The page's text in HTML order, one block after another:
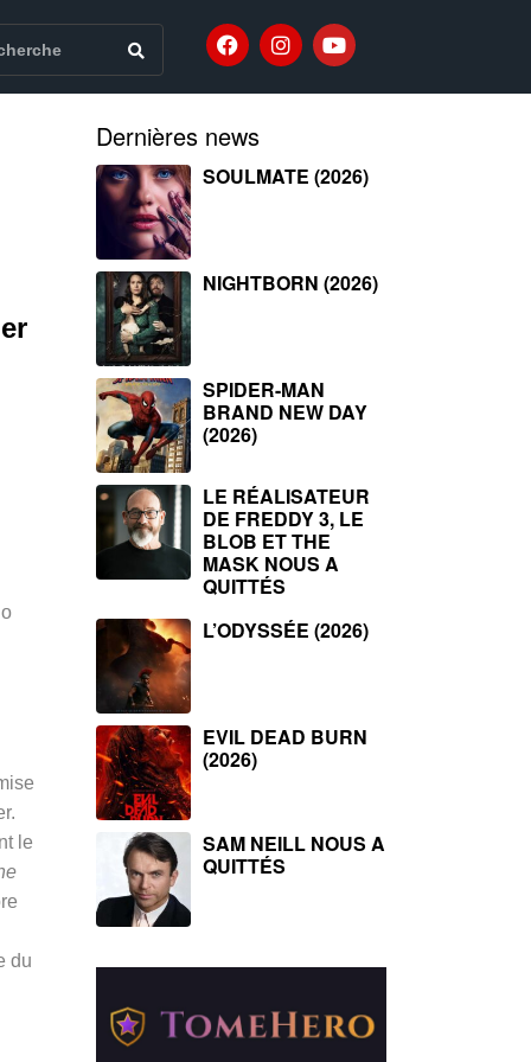
le
du
Dernières news
SOULMATE (2026)
NIGHTBORN (2026)
SPIDER-MAN
BRAND NEW DAY
(2026)
LE RÉALISATEUR
DE FREDDY 3, LE
BLOB ET THE
MASK NOUS A
QUITTÉS
L’ODYSSÉE (2026)
EVIL DEAD BURN
(2026)
SAM NEILL NOUS A
QUITTÉS